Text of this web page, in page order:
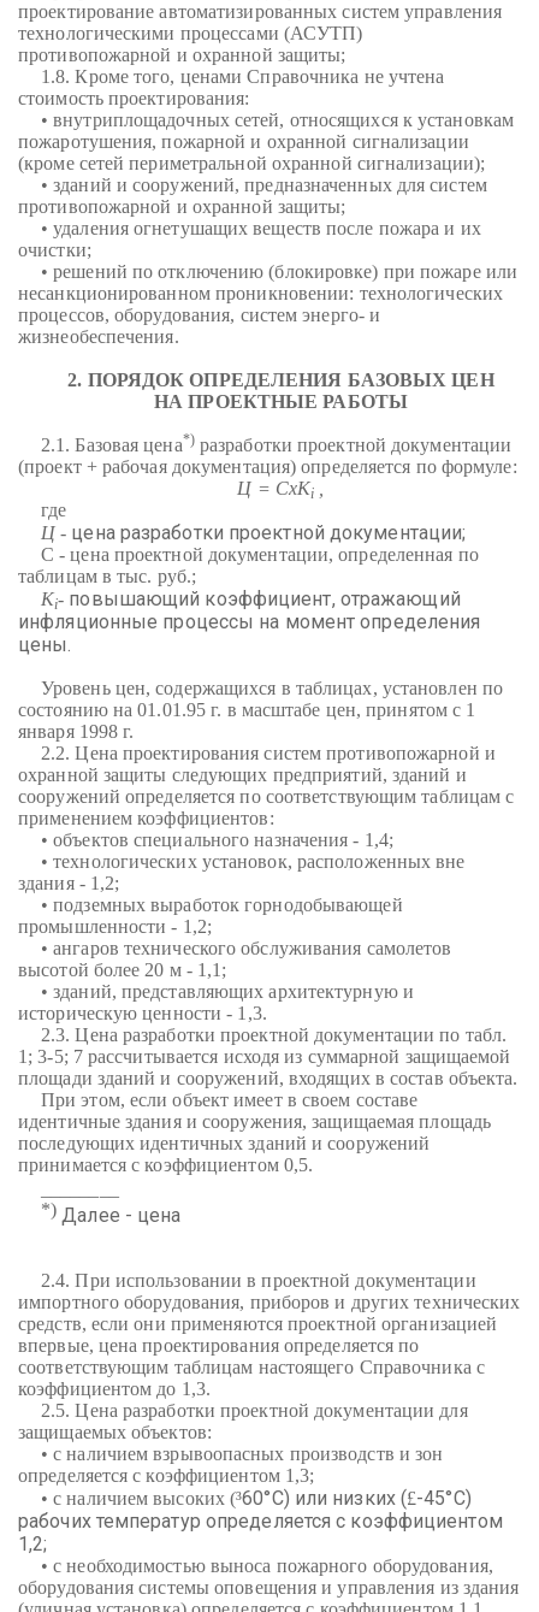
проектирование автоматизированных систем управления
технологическими процессами (АСУТП)
противопожарной и охранной защиты;
1.8. Кроме того, ценами Справочника не учтена
стоимость проектирования:
• внутриплощадочных сетей, относящихся к установкам
пожаротушения, пожарной и охранной сигнализации
(кроме сетей периметральной охранной сигнализации);
• зданий и сооружений, предназначенных для систем
противопожарной и охранной защиты;
• удаления огнетушащих веществ после пожара и их
очистки;
• решений по отключению (блокировке) при пожаре или
несанкционированном проникновении: технологических
процессов, оборудования, систем энерго- и
жизнеобеспечения.
2. ПОРЯДОК ОПРЕДЕЛЕНИЯ БАЗОВЫХ ЦЕН
НА ПРОЕКТНЫЕ РАБОТЫ
2.1. Базовая цена*)разработки проектной документации
(проект + рабочая документация) определяется по формуле:
Ц = СхКi
где
Ц - цена разработки проектной документации;
С - цена проектной документации, определенная по
таблицам в тыс. руб.;
Кi- повышающий коэффициент, отражающий
инфляционные процессы на момент определения
цены.
Уровень цен, содержащихся в таблицах, установлен по
состоянию на 01.01.95 г. в масштабе цен, принятом с 1
января 1998 г.
2.2. Цена проектирования систем противопожарной и
охранной защиты следующих предприятий, зданий и
сооружений определяется по соответствующим таблицам с
применением коэффициентов:
• объектов специального назначения - 1,4;
• технологических установок, расположенных вне
здания - 1,2;
• подземных выработок горнодобывающей
промышленности - 1,2;
• ангаров технического обслуживания самолетов
высотой более 20 м - 1,1;
• зданий, представляющих архитектурную и
историческую ценности - 1,3.
2.3. Цена разработки проектной документации по табл.
1; 3-5; 7 рассчитывается исходя из суммарной защищаемой
площади зданий и сооружений, входящих в состав объекта.
При этом, если объект имеет в своем составе
идентичные здания и сооружения, защищаемая площадь
последующих идентичных зданий и сооружений
принимается с коэффициентом 0,5.
*) Далее - цена
2.4. При использовании в проектной документации
импортного оборудования, приборов и других технических
средств, если они применяются проектной организацией
впервые, цена проектирования определяется по
соответствующим таблицам настоящего Справочника с
коэффициентом до 1,3.
2.5. Цена разработки проектной документации для
защищаемых объектов:
• с наличием взрывоопасных производств и зон
определяется с коэффициентом 1,3;
• с наличием высоких (³60°С) или низких (£-45°С)
рабочих температур определяется с коэффициентом
1,2;
• с необходимостью выноса пожарного оборудования,
оборудования системы оповещения и управления из здания